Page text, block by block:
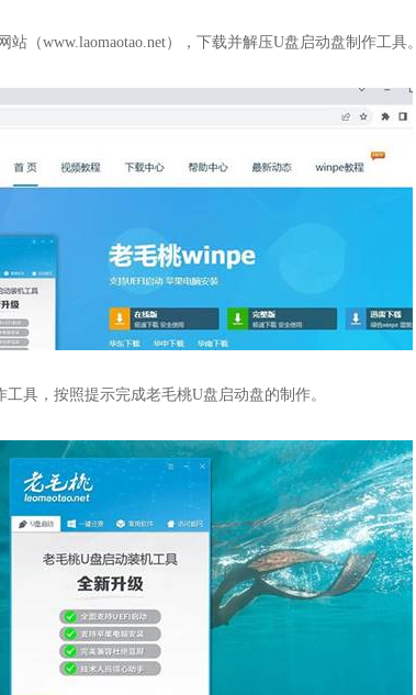
站（www.laomaotao.net），下载并解压U盘启动盘制作工具。
工具，按照提示完成老毛桃U盘启动盘的制作。